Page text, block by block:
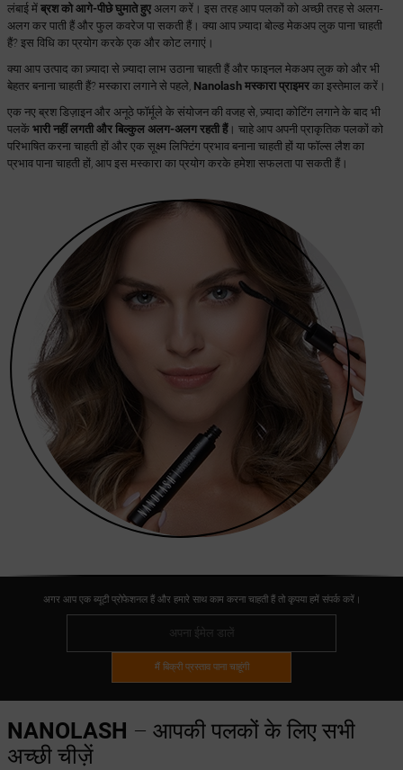
लंबाई में ब्रश को आगे-पीछे घुमाते हुएअलग करें। इस तरह आप पलकों को अच्छी तरह से अलग-
अलग कर पाती हैं और फुल कवरेज पा सकती हैं। क्या आप ज़्यादा बोल्ड मेकअप लुक पाना चाहती
हैं? इस विधि का प्रयोग करके एक और कोट लगाएं।
क्या आप उत्पाद का ज़्यादा से ज़्यादा लाभ उठाना चाहती हैं और फाइनल मेकअप लुक को और भी
बेहतर बनाना चाहती हैं? मस्कारा लगाने से पहले, Nanolash मस्कारा प्राइमरका इस्तेमाल करें।
एक नए ब्रश डिज़ाइन और अनूठे फॉर्मूले के संयोजन की वजह से, ज़्यादा कोटिंग लगाने के बाद भी
पलकें भारी नहीं लगती और बिल्कुल अलग-अलग रहती हैं। चाहे आप अपनी प्राकृतिक पलकों को
परिभाषित करना चाहती हों और एक सूक्ष्म लिफ्टिंग प्रभाव बनाना चाहती हों या फॉल्स लैश का
प्रभाव पाना चाहती हों, आप इस मस्कारा का प्रयोग करके हमेशा सफलता पा सकती हैं।
अगर आप एक ब्यूटी प्रोफेशनल हैं और हमारे साथ काम करना चाहती हैं तो कृपया हमें संपर्क करें।
मैं बिक्री प्रस्ताव पाना चाहूंगी
NANOLASH – आपकी पलकों के लिए सभी
अच्छी चीज़ें